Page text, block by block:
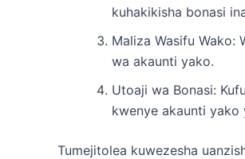
kuhakikisha bonasi
Maliza Wasifu Wako:
wa akaunti yako.
Utoaji wa Bonasi:
kwenye akaunti yako
Tumejitolea kuwezesha